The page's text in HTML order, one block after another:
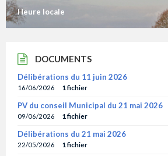
Heure locale
DOCUMENTS
Délibérations du 11 juin 2026
16/06/2026 1 fichier
PV du conseil Municipal du 21 mai 2026
09/06/2026 1 fichier
Délibérations du 21 mai 2026
22/05/2026 1 fichier